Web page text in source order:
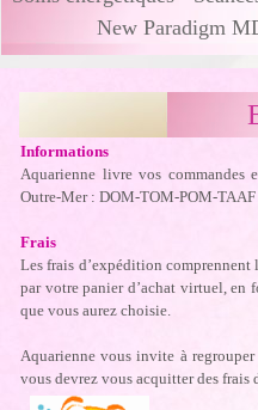
New Paradigm
Informations
Aquarienne livre vos commandes
Outre-Mer : DOM-TOM-POM-TAAF
Frais
Les frais d’expédition
par votre panier d’achat virtuel, en
que vous aurez choisie.
Aquarienne vous invite à
vous devrez vous acquitter des frais